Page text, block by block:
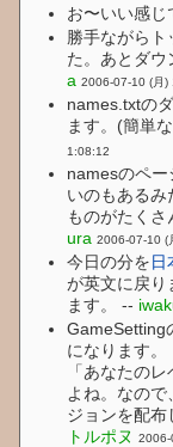
お〜いい感
勝手ながらト
た。あとダウ
a 2006-07-10 (月)
names.txtの
ます。(簡単
1:08:12
namesのペ
いのもあるみ
ものがたく
ura 2006-07-10 (
今日の分を日
が英文に戻り
ます。 --
GameSetting
になります。
「あなたの
よね。なの
ジョンを配
トルポヌ
2006-